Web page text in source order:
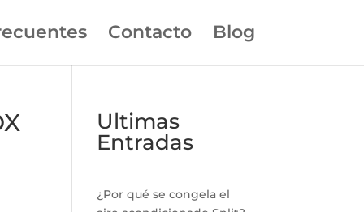
Contacto Blog
Ultimas
Entradas
¿Por qué se congela el